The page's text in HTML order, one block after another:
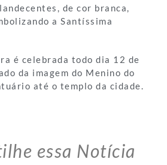
de cor branca,
a Santíssima
é celebrada todo dia 12 de
da imagem do Menino do
até o templo da cidade.
essa Notícia